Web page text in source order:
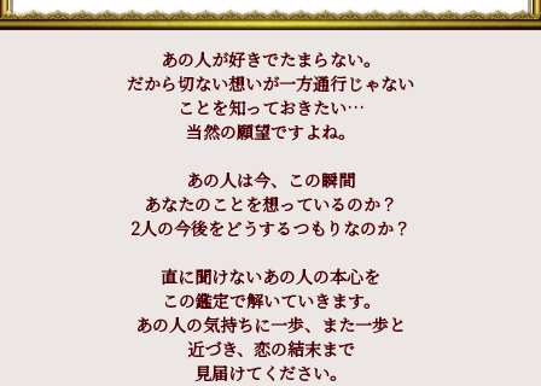
あの人が好きでたまらない。
だから切ない想いが一方通行じゃない
ことを知っておきたい…
当然の願望ですよね。
あの人は今、この瞬間
あなたのことを想っているのか？
2人の今後をどうするつもりなのか？
直に聞けないあの人の本心を
この鑑定で解いていきます。
あの人の気持ちに一歩、また一歩と
近づき、恋の結末まで
見届けてください。